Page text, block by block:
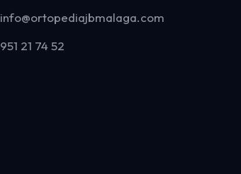
info@ortopediajbmalaga.com
951 21 74 52